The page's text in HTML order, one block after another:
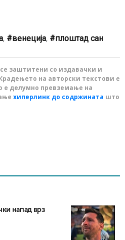
, венеција,
плоштад сан
заштитени со издавачки и
на авторски текстови е
е делумно превземање на
хиперлинк до содржината што
напад врз